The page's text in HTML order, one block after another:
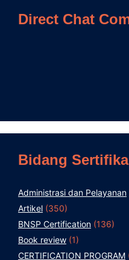
Direct Chat
Bidang
Administrasi dan Pelayanan
Artikel (350)
BNSP Certification (136)
Book review (1)
CERTIFICATION PROGRAM